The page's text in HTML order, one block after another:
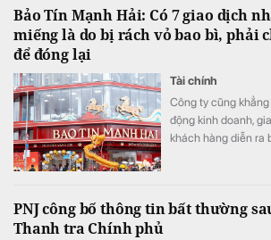
Bảo Tín Mạnh Hải: Có 7 giao dịch
miếng là do bị rách vỏ bao bì, phải
để đóng lại
Tài chính
Công ty cũng
động kinh doanh,
khách hàng diễn ra
PNJ công bố thông tin bất thường
Thanh tra Chính phủ